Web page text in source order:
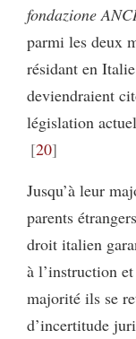
fondazione
parmi les deux
résidant en
deviendraient
législation
20
Jusqu’à leur
parents
droit italien
à l’instruction
majorité ils se
d’incertitude